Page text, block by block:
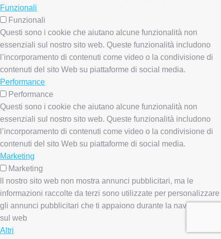
Funzionali
Funzionali
Questi sono i cookie che aiutano alcune funzionalità non
essenziali sul nostro sito web. Queste funzionalità includono
l’incorporamento di contenuti come video o la condivisione di
contenuti del sito Web su piattaforme di social media.
Performance
Performance
Questi sono i cookie che aiutano alcune funzionalità non
essenziali sul nostro sito web. Queste funzionalità includono
l’incorporamento di contenuti come video o la condivisione di
contenuti del sito Web su piattaforme di social media.
Marketing
Marketing
ll nostro sito web non mostra annunci pubblicitari, ma le
informazioni raccolte da terzi sono utilizzate per personalizzare
gli annunci pubblicitari che ti appaiono durante la navigazione
sul web
Altri